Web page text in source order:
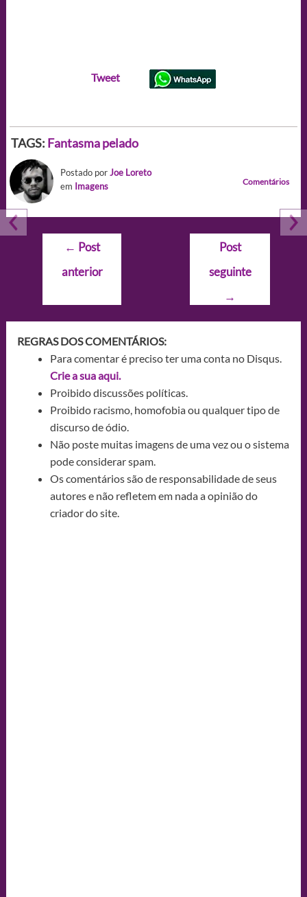
Tweet
TAGS: Fantasma pelado
Postado porJoe Loreto
em Imagens Comentários
Navegação
Post
← Post
anterior
Post
seguinte
→
REGRAS DOS COMENTÁRIOS:
Para comentar é preciso ter uma conta no Disqus.
Crie a sua aqui.
Proibido discussões políticas.
Proibido racismo, homofobia ou qualquer tipo de
discurso de ódio.
Não poste muitas imagens de uma vez ou o sistema
pode considerar spam.
Os comentários são de responsabilidade de seus
autores e não refletem em nada a opinião do
criador do site.